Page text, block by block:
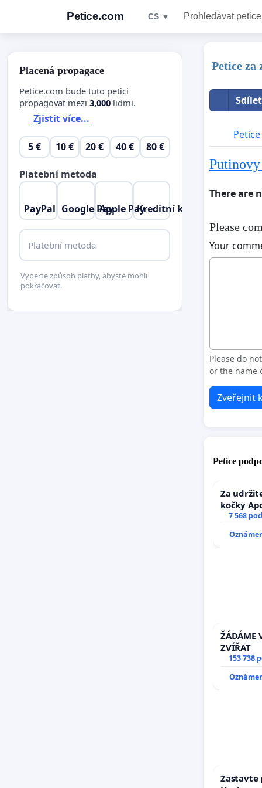
Petice.com CS ▼ Prohledávat petice
Petice za
Petice
There are
Please
Your
Please do
or the name
Zveřejnit
Petice
Za
kočky
7 568
ŽÁDÁME
ZVÍŘAT
153 738
Zastavte
Placená propagace
Petice.com bude tuto petici
propagovat mezi 3,000 lidmi.
Zjistit více...
5 € 10 € 20 € 40 € 80 €
Platební metoda
PayPal Google PayApple PayKreditní karta
Platební metoda
Vyberte způsob platby, abyste mohli
pokračovat.